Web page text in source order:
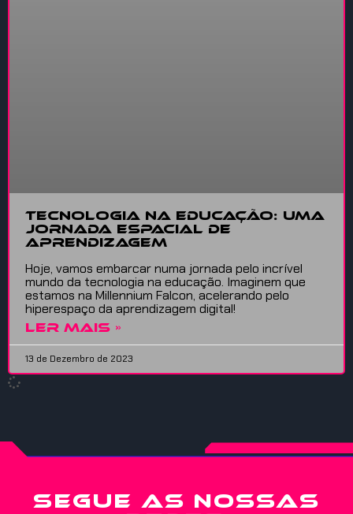
Tecnologia na Educação: Uma
Jornada Espacial de
Aprendizagem
Hoje, vamos embarcar numa jornada pelo incrível
mundo da tecnologia na educação. Imaginem que
estamos na Millennium Falcon, acelerando pelo
hiperespaço da aprendizagem digital!
LER MAIS »
13 de Dezembro de 2023
SEGUE AS NOSSAS